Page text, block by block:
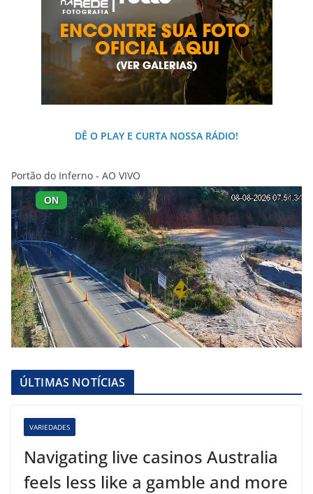
DÊ O PLAY E CURTA NOSSA RÁDIO!
Portão do Inferno - AO VIVO
ÚLTIMAS NOTÍCIAS
VARIEDADES
Navigating live casinos Australia
feels less like a gamble and more